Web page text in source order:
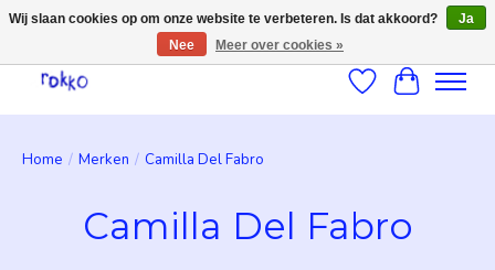
Verlanglijst
Home / Merken / Camilla Del Fabro
Camilla Del Fabro
Wij slaan cookies op om onze website te verbeteren. Is dat akkoord?
Ja
Nee
Meer over cookies »